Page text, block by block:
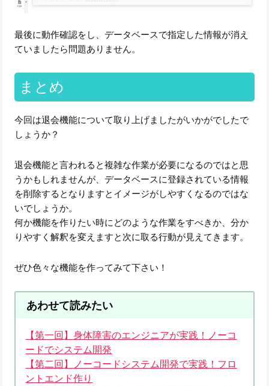
最後に動作確認をし、データベースで指定した情報が消え
ていましたら問題ありません。
まとめ
今回は退会機能について取り上げましたがいかがでしたで
しょうか？
退会機能と言われると複雑な作業が必要になるのではと思
うかもしれませんが、データベースに登録されている情報
を削除するとなりますとイメージがしやすくなるのではな
いでしょうか。
何か機能を作りたい時にどのような作業をすべきか、分か
りやすく解釈を変えますと次に取る行動が見えてきます。
ぜひ色々な機能を作ってみて下さい！
あわせて読みたい
【第一回】身体障害のエンジニアが実践！ノーコ
ードでシステム開発
【第二回】ノーコードシステム開発で実践！フロ
ントエンド作り